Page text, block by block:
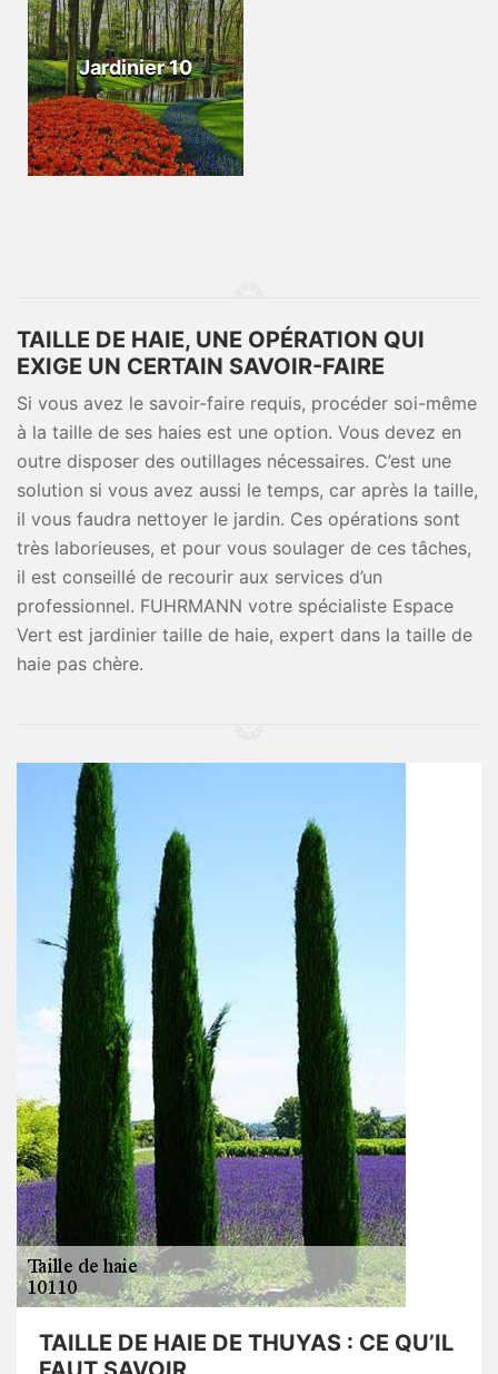
Jardinier 10
TAILLE DE HAIE, UNE OPÉRATION QUI
EXIGE UN CERTAIN SAVOIR-FAIRE
Si vous avez le savoir-faire requis, procéder soi-même
à la taille de ses haies est une option. Vous devez en
outre disposer des outillages nécessaires. C’est une
solution si vous avez aussi le temps, car après la taille,
il vous faudra nettoyer le jardin. Ces opérations sont
très laborieuses, et pour vous soulager de ces tâches,
il est conseillé de recourir aux services d’un
professionnel. FUHRMANN votre spécialiste Espace
Vert est jardinier taille de haie, expert dans la taille de
haie pas chère.
TAILLE DE HAIE DE THUYAS : CE QU’IL